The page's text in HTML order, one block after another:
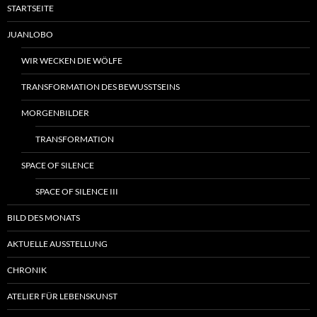
STARTSEITE
JUANLOBO
WIR WECKEN DIE WÖLFE
TRANSFORMATION DES BEWUSSTSEINS
MORGENBILDER
TRANSFORMATION
SPACE OF SILENCE
SPACE OF SILENCE III
BILD DES MONATS
AKTUELLE AUSSTELLUNG
CHRONIK
ATELIER FÜR LEBENSKUNST